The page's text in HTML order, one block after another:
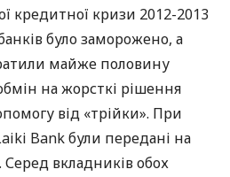
кредитної кризи 2012-2013
було заморожено, а
майже половину
на жорсткі рішення
від «трійки». При
Bank були передані на
вкладників обох